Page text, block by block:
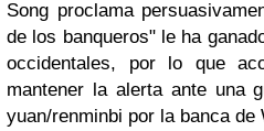
Song proclama
de los banqueros" le ha
occidentales, por lo que
mantener la alerta ante una
yuan/renminbi por la banca de